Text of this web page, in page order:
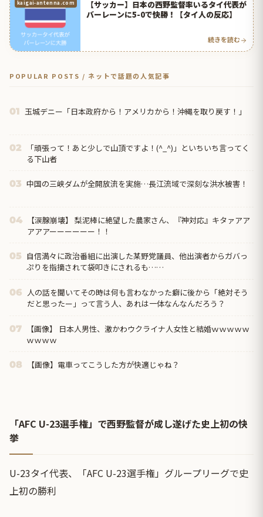
kaigai-antenna.com
【サッカー】日本の西野監督率いるタイ代表が
バーレーンに5-0で快勝！【タイ人の反応】
続きを読む
POPULAR POSTS / ネットで話題の人気記事
01 玉城デニー「日本政府から！アメリカから！沖縄を取り戻す！」
02
「頑張って！あと少しで山頂ですよ！(^_^)」といちいち言ってく
る下山者
03 中国の三峡ダムが全開放流を実施…長江流域で深刻な洪水被害！
04
【涙腺崩壊】 梨泥棒に絶望した農家さん、『神対応』キタァアア
アアアーーーーーー！！
05 自信満々に政治番組に出演した某野党議員、他出演者からガバっ
ぷりを指摘されて袋叩きにされるも……
06 人の話を聞いてその時は何も言わなかった癖に後から「絶対そう
だと思ったー」って言う人、あれは一体なんなんだろう？
07
【画像】 日本人男性、激かわウクライナ人女性と結婚ｗｗｗｗｗ
ｗｗｗｗ
08 【画像】電車ってこうした方が快適じゃね？
「AFC U-23選手権」で西野監督が成し遂げた史上初の快
挙
U-23タイ代表、「AFC U-23選手権」グループリーグで史
上初の勝利